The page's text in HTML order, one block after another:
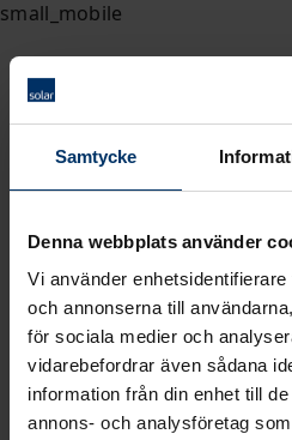
Samtycke
Denna webbplats använder
Vi använder
och annonserna till
för sociala medier och
vidarebefordrar även sådana
information från din enhet till
annons- och analysföretag